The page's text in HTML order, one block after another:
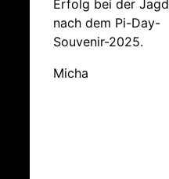
Erfolg bei der Jagd
nach dem Pi-Day-
Souvenir-2025.
Micha